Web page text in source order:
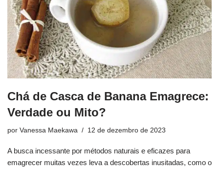
Chá de Casca de Banana Emagrece:
Verdade ou Mito?
por Vanessa Maekawa 12 de dezembro de 2023
A busca incessante por métodos naturais e eficazes para
emagrecer muitas vezes leva a descobertas inusitadas, como o